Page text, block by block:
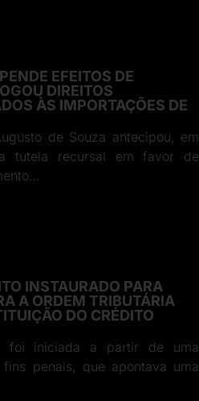
EFEITOS DE
DIREITOS
ÀS IMPORTAÇÕES DE
de Souza antecipou, em
tutela recursal em favor de
INSTAURADO PARA
A ORDEM TRIBUTÁRIA
DO CRÉDITO
foi iniciada a partir de uma
penais, que apontava uma